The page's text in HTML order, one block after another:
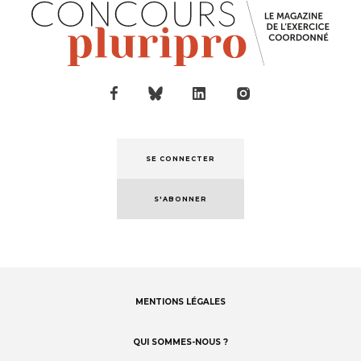
SE CONNECTER
S'ABONNER
MENTIONS LÉGALES
QUI SOMMES-NOUS ?